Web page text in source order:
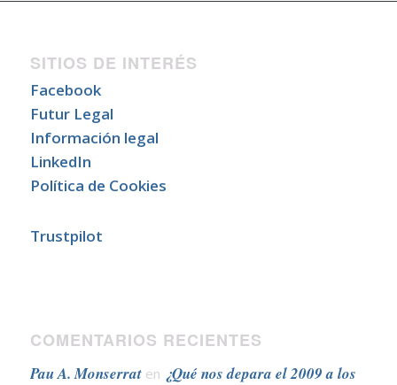
SITIOS DE INTERÉS
Facebook
Futur Legal
Información legal
LinkedIn
Política de Cookies
Trustpilot
COMENTARIOS RECIENTES
Pau A. Monserraten ¿Qué nos depara el 2009 a los